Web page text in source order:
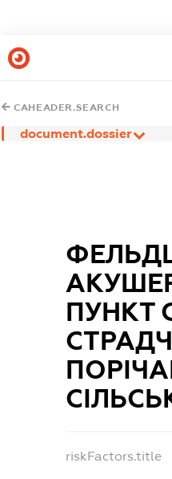
CAHEADER.SEARCH
document.dossier
ПУНКТ
СТРАДЧ
riskFactors.title